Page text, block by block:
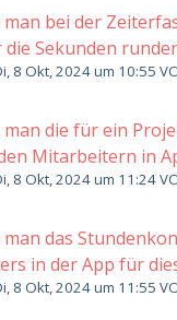
man bei der
Sekunden
8 Okt, 2024 um 10:55
man die für ein
Mitarbeitern in
8 Okt, 2024 um 11:24
das
in der App für
8 Okt, 2024 um 11:55